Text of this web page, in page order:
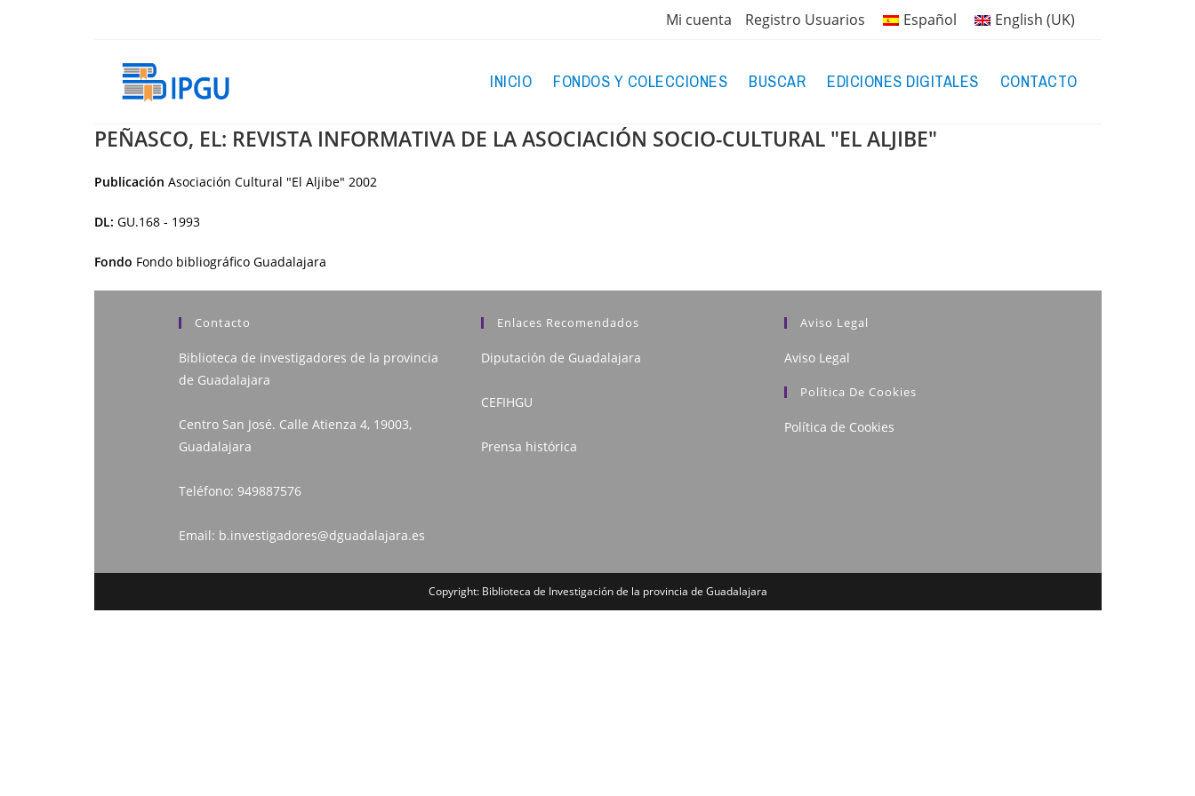
Mi cuenta Registro Usuarios Español English (UK)
INICIO FONDOS Y COLECCIONES BUSCAR EDICIONES DIGITALES CONTACTO
PEÑASCO, EL: REVISTA INFORMATIVA DE LA ASOCIACIÓN SOCIO-CULTURAL "EL ALJIBE"
Publicación Asociación Cultural "El Aljibe" 2002
DL: GU.168 - 1993
Fondo Fondo bibliográfico Guadalajara
Contacto
Biblioteca de investigadores de la provincia
de Guadalajara
Centro San José. Calle Atienza 4, 19003,
Guadalajara
Teléfono: 949887576
Email: b.investigadores@dguadalajara.es
Enlaces Recomendados
Diputación de Guadalajara
CEFIHGU
Prensa histórica
Aviso Legal
Aviso Legal
Política De Cookies
Política de Cookies
Copyright: Biblioteca de Investigación de la provincia de Guadalajara